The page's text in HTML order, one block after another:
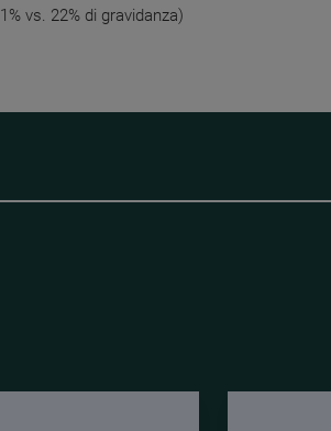
vs. 22% di gravidanza)